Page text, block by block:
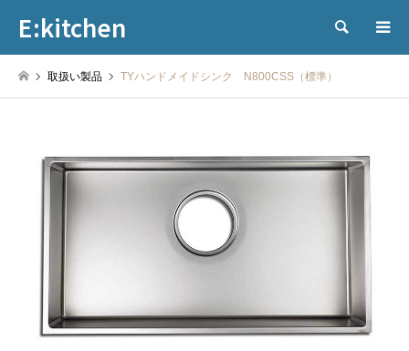
E:kitchen 検索
取扱い製品 TYハンドメイドシンク N800CSS（標準）